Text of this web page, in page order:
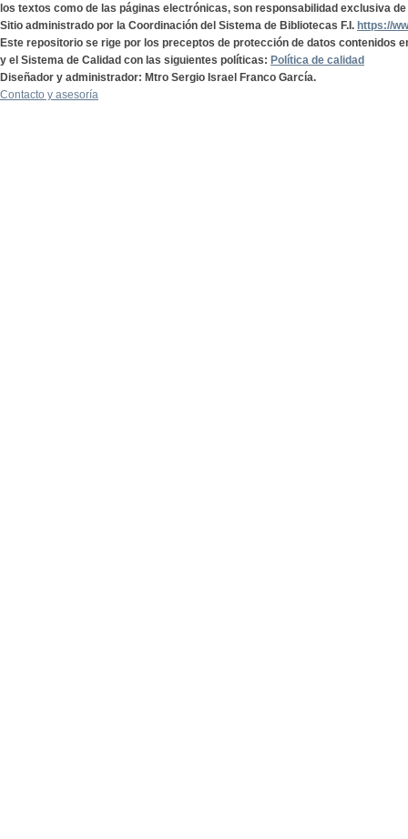
los textos como de las páginas electrónicas, son responsabilidad exclusiva
Sitio administrado por la Coordinación del Sistema de Bibliotecas F.I. https://
Este repositorio se rige por los preceptos de protección de datos contenidos
y el Sistema de Calidad con las siguientes políticas: Política de calidad
Diseñador y administrador: Mtro Sergio Israel Franco García.
Contacto y asesoría